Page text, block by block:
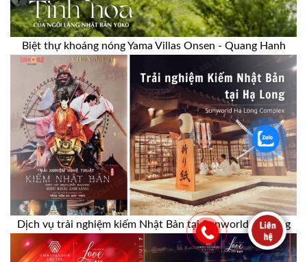
Biệt thự khoáng nóng Yama Villas Onsen - Quang Hanh
Dịch vụ trải nghiệm kiếm Nhật Bản tại Sunworld Hạ Long